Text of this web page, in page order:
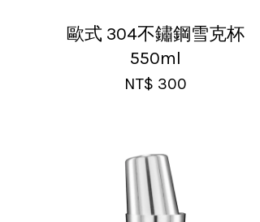
歐式 304不鏽鋼雪克杯
550ml
NT$ 300